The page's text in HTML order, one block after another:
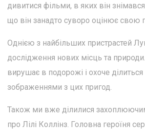
дивитися фільми, в яких він
що він занадто суворо оцінює свою
Однією з найбільших пристрастей
дослідження нових місць та
вирушає в подорожі і охоче
зображеннями з цих пригод.
Також ми вже ділилися
про Лілі Коллінз. Головна героїня